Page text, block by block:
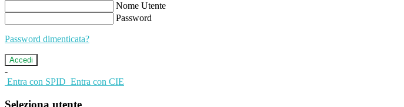
Nome Utente
Password
Password dimenticata?
-
Entra con SPID Entra con CIE
Seleziona utente